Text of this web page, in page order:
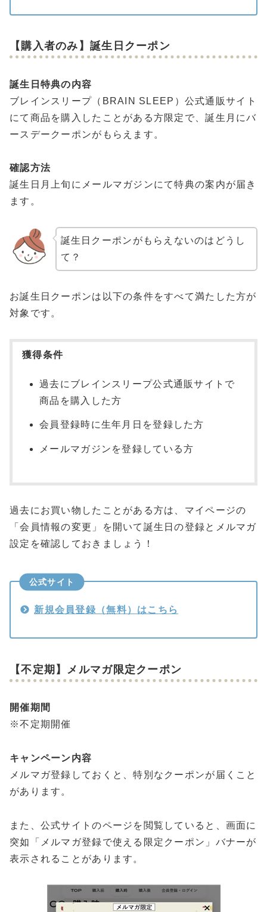
【購入者のみ】誕生日クーポン
誕生日特典の内容
ブレインスリープ（BRAIN SLEEP）公式通販サイト
にて商品を購入したことがある方限定で、誕生月にバ
ースデークーポンがもらえます。
確認方法
誕生日月上旬にメールマガジンにて特典の案内が届き
ます。
誕生日クーポンがもらえないのはどうし
て？
お誕生日クーポンは以下の条件をすべて満たした方が
対象です。
獲得条件
過去にブレインスリープ公式通販サイトで
商品を購入した方
会員登録時に生年月日を登録した方
メールマガジンを登録している方
過去にお買い物したことがある方は、マイページの
「会員情報の変更」を開いて誕生日の登録とメルマガ
設定を確認しておきましょう！
公式サイト
新規会員登録（無料）はこちら
【不定期】メルマガ限定クーポン
開催期間
※不定期開催
キャンペーン内容
メルマガ登録しておくと、特別なクーポンが届くこと
があります。
また、公式サイトのページを閲覧していると、画面に
突如「メルマガ登録で使える限定クーポン」バナーが
表示されることがあります。